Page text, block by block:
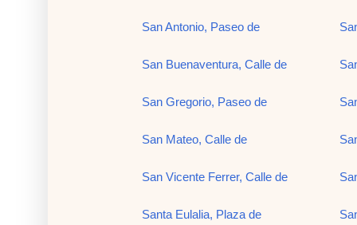
San Antonio, Paseo de
San Buenaventura, Calle de
San Gregorio, Paseo de
San Mateo, Calle de
San Vicente Ferrer, Calle de
Santa Eulalia, Plaza de